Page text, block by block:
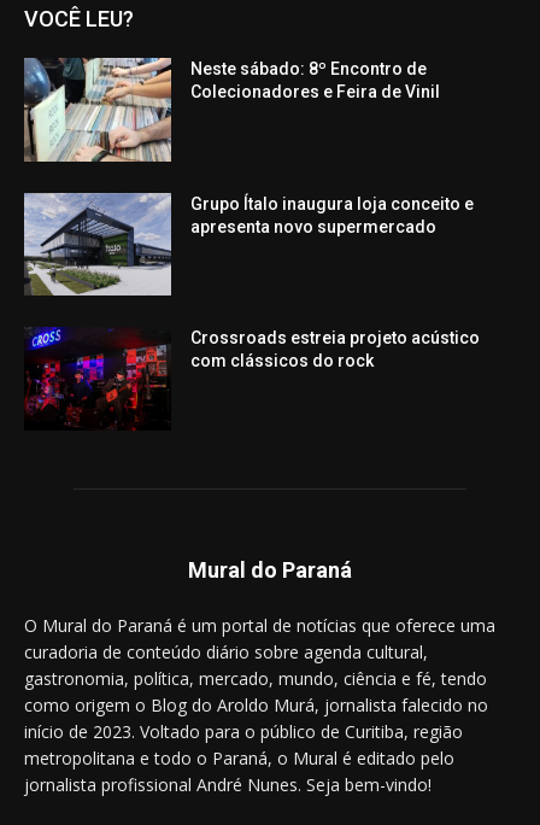
VOCÊ LEU?
Neste sábado: 8º Encontro de
Colecionadores e Feira de Vinil
Grupo Ítalo inaugura loja conceito e
apresenta novo supermercado
Crossroads estreia projeto acústico
com clássicos do rock
Mural do Paraná
O Mural do Paraná é um portal de notícias que oferece uma
curadoria de conteúdo diário sobre agenda cultural,
gastronomia, política, mercado, mundo, ciência e fé, tendo
como origem o Blog do Aroldo Murá, jornalista falecido no
início de 2023. Voltado para o público de Curitiba, região
metropolitana e todo o Paraná, o Mural é editado pelo
jornalista profissional André Nunes. Seja bem-vindo!